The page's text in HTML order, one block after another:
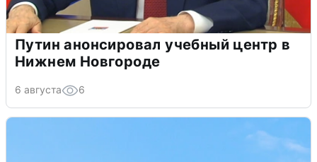
Путин анонсировал учебный центр в
Нижнем Новгороде
6 августа 6